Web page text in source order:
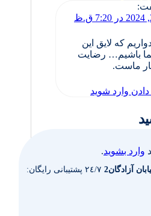
که لایق این
باشیم… رضایت
ماست.
وارد شوید
وارد بشوید.
آزادگان2 ٢٤/٧ پشتیبانی رایگان: